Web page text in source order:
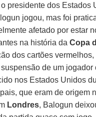
presidente dos Estados
jogou, mas foi
afetado por estar
na história daCopa
dos cartões vermelhos,
de um jogador
nos Estados Unidos
que eram de origem
Londres, Balogun